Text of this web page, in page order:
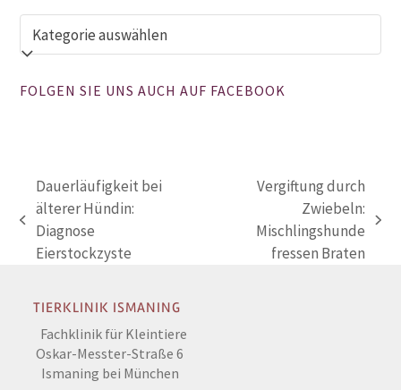
Kategorien
FOLGEN SIE UNS AUCH AUF FACEBOOK
vorheriger
Beitrag:
Dauerläufigkeit bei
älterer Hündin:
Diagnose
Eierstockzyste
Nächster
Vergiftung durch
Zwiebeln:
Mischlingshunde
fressen Braten
TIERKLINIK ISMANING
Fachklinik für Kleintiere
Oskar-Messter-Straße 6
Ismaning bei München